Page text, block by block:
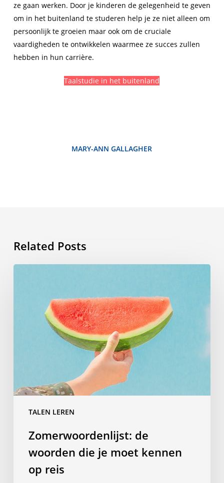
ze gaan werken. Door je kinderen de gelegenheid te geven
om in het buitenland te studeren help je ze niet alleen om
persoonlijk te groeien maar ook om de cruciale
vaardigheden te ontwikkelen waarmee ze succes zullen
hebben in hun carrière.
Taalstudie in het buitenland
MARY-ANN GALLAGHER
Related Posts
TALEN LEREN
Zomerwoordenlijst: de
woorden die je moet kennen
op reis